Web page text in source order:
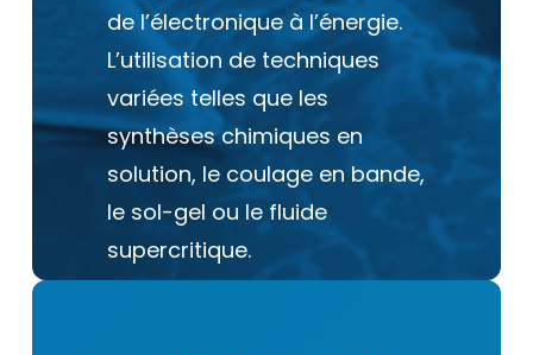
de l’électronique à l’énergie.
L’utilisation de techniques
variées telles que les
synthèses chimiques en
solution, le coulage en bande,
le sol-gel ou le fluide
supercritique.